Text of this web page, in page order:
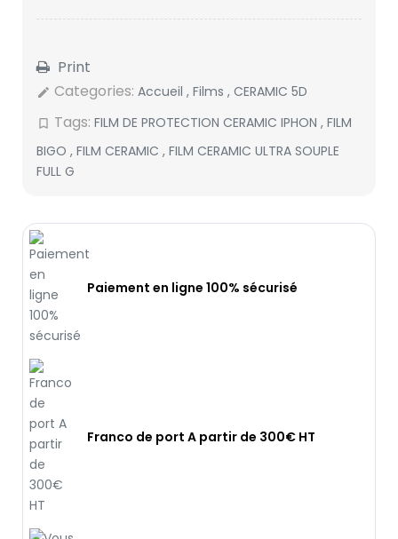
Print
edit Categories: Accueil , Films , CERAMIC 5D
bookmark_border Tags: FILM DE PROTECTION CERAMIC IPHON , FILM
BIGO , FILM CERAMIC , FILM CERAMIC ULTRA SOUPLE
FULL G
Paiement en ligne 100% sécurisé
Franco de port A partir de 300€ HT